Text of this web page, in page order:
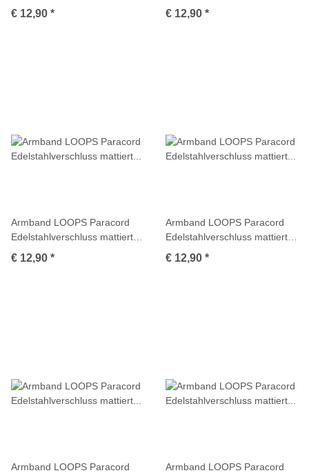
Multicolor
€ 12,90 *
Multicolor
€ 12,90 *
Armband LOOPS Paracord
Edelstahlverschluss mattiert
Multicolor
€ 12,90 *
Armband LOOPS Paracord
Edelstahlverschluss mattiert
Multicolor
€ 12,90 *
Armband LOOPS Paracord
Armband LOOPS Paracord